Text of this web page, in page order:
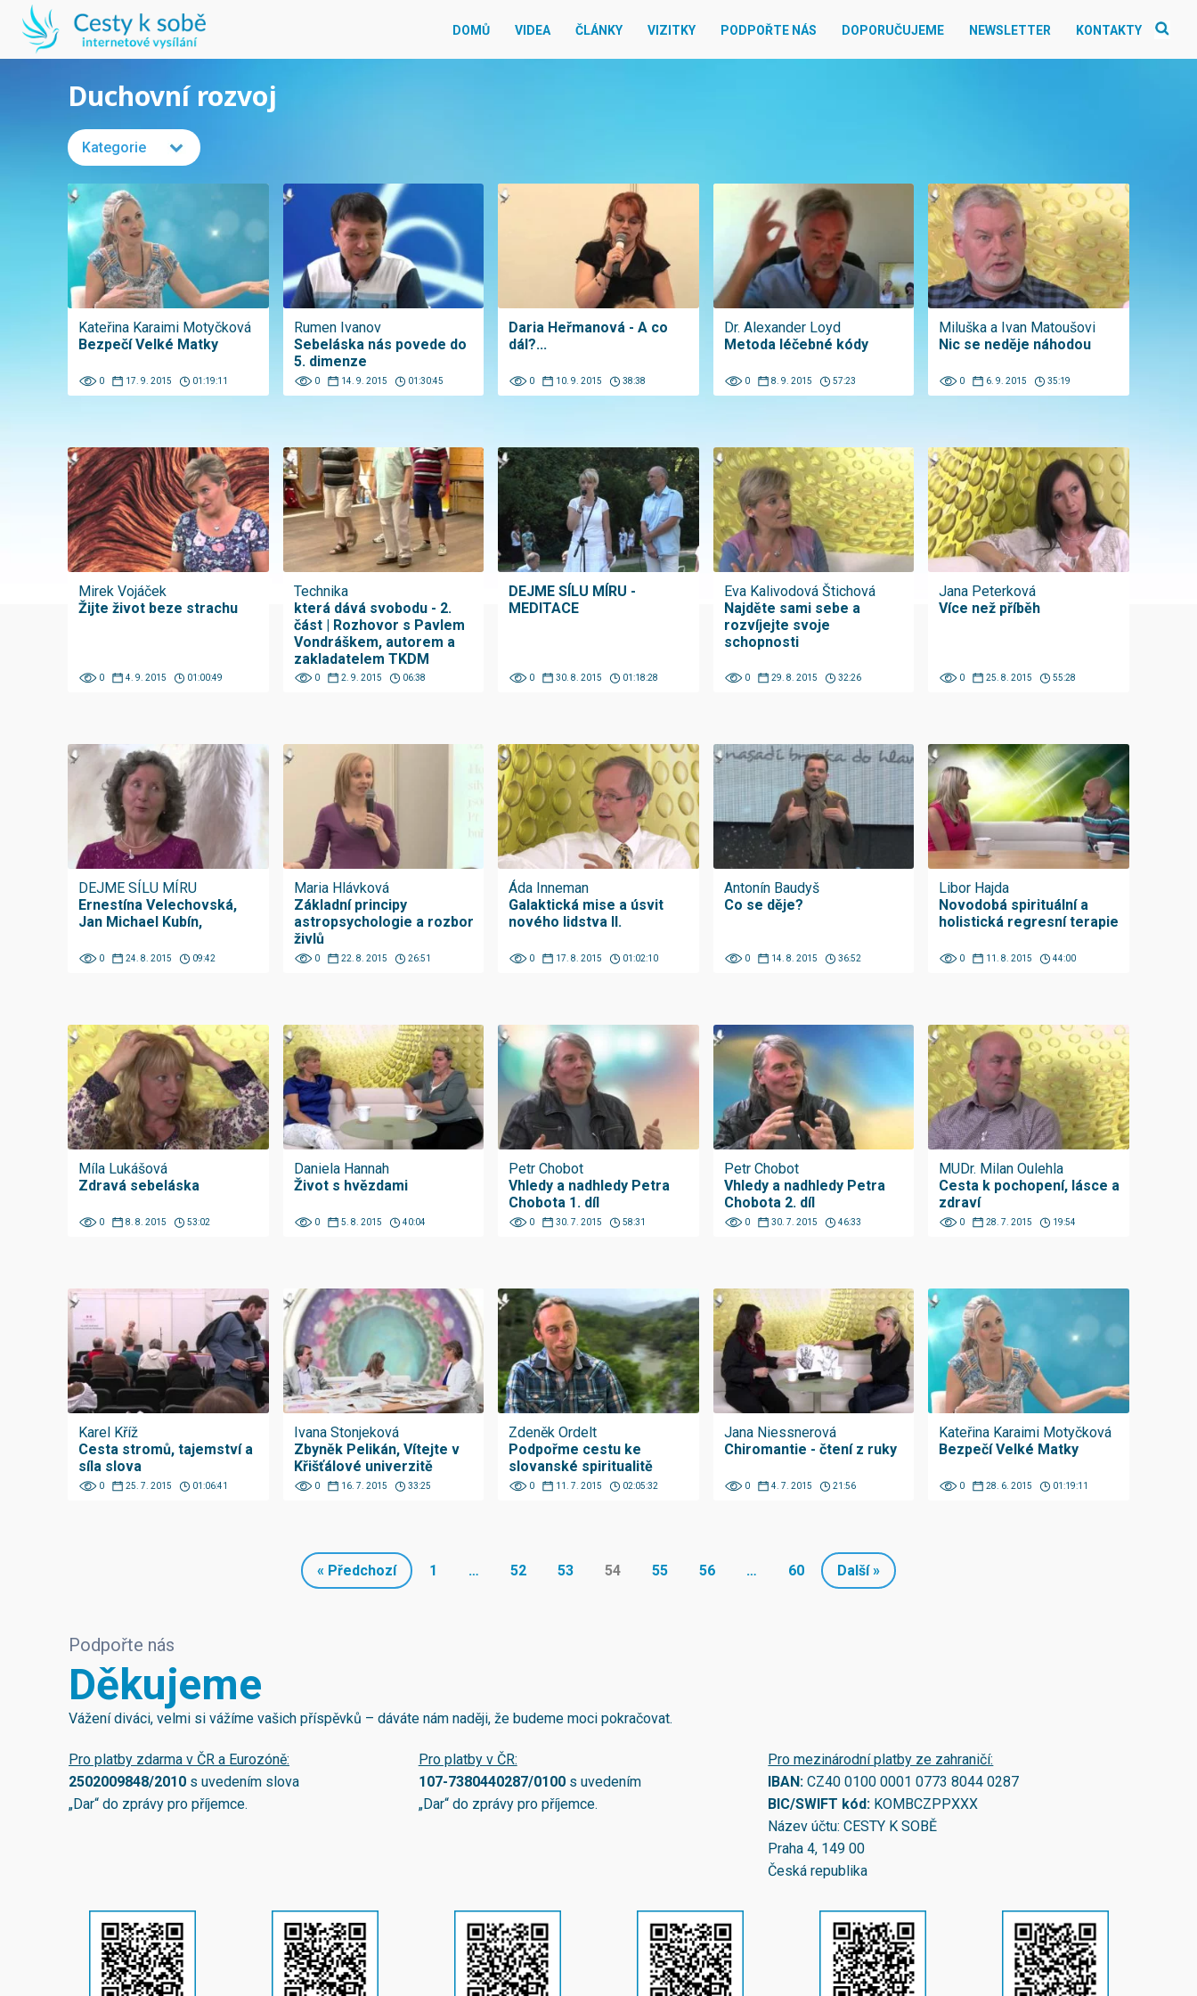
DOMŮ VIDEA ČLÁNKY VIZITKY PODPOŘTE NÁS DOPORUČUJEME NEWSLETTER KONTAKTY
Duchovní rozvoj
Kategorie
Kateřina Karaimi Motyčková
Bezpečí Velké Matky
0 17. 9. 2015 01:19:11
Rumen Ivanov
Sebeláska nás povede do
5. dimenze
0 14. 9. 2015 01:30:45
Daria Heřmanová - A co
dál?...
0 10. 9. 2015 38:38
Dr. Alexander Loyd
Metoda léčebné kódy
0 8. 9. 2015 57:23
Miluška a Ivan Matoušovi
Nic se neděje náhodou
0 6. 9. 2015 35:19
Mirek Vojáček
Žijte život beze strachu
0 4. 9. 2015 01:00:49
Technika
která dává svobodu - 2.
část | Rozhovor s Pavlem
Vondráškem, autorem a
zakladatelem TKDM
0 2. 9. 2015 06:38
DEJME SÍLU MÍRU -
MEDITACE
0 30. 8. 2015 01:18:28
Eva Kalivodová Štichová
Najděte sami sebe a
rozvíjejte svoje
schopnosti
0 29. 8. 2015 32:26
Jana Peterková
Více než příběh
0 25. 8. 2015 55:28
DEJME SÍLU MÍRU
Ernestína Velechovská,
Jan Michael Kubín,
0 24. 8. 2015 09:42
Maria Hlávková
Základní principy
astropsychologie a rozbor
živlů
0 22. 8. 2015 26:51
Áda Inneman
Galaktická mise a úsvit
nového lidstva II.
0 17. 8. 2015 01:02:10
Antonín Baudyš
Co se děje?
0 14. 8. 2015 36:52
Libor Hajda
Novodobá spirituální a
holistická regresní terapie
0 11. 8. 2015 44:00
Míla Lukášová
Zdravá sebeláska
0 8. 8. 2015 53:02
Daniela Hannah
Život s hvězdami
0 5. 8. 2015 40:04
Petr Chobot
Vhledy a nadhledy Petra
Chobota 1. díl
0 30. 7. 2015 58:31
Petr Chobot
Vhledy a nadhledy Petra
Chobota 2. díl
0 30. 7. 2015 46:33
MUDr. Milan Oulehla
Cesta k pochopení, lásce a
zdraví
0 28. 7. 2015 19:54
Karel Kříž
Cesta stromů, tajemství a
síla slova
0 25. 7. 2015 01:06:41
Ivana Stonjeková
Zbyněk Pelikán, Vítejte v
Křišťálové univerzitě
0 16. 7. 2015 33:25
Zdeněk Ordelt
Podpořme cestu ke
slovanské spiritualitě
0 11. 7. 2015 02:05:32
Jana Niessnerová
Chiromantie - čtení z ruky
0 4. 7. 2015 21:56
Kateřina Karaimi Motyčková
Bezpečí Velké Matky
0 28. 6. 2015 01:19:11
« Předchozí 1 … 52 53 54 55 56 … 60 Další »
Podpořte nás
Děkujeme
Vážení diváci, velmi si vážíme vašich příspěvků – dáváte nám naději, že budeme moci pokračovat.
Pro platby zdarma v ČR a Eurozóně:
2502009848/2010 s uvedením slova
„Dar“ do zprávy pro příjemce.
Pro platby v ČR:
107-7380440287/0100s uvedením
„Dar“ do zprávy pro příjemce.
Pro mezinárodní platby ze zahraničí:
IBAN:CZ40 0100 0001 0773 8044 0287
BIC/SWIFT kód: KOMBCZPPXXX
Název účtu: CESTY K SOBĚ
Praha 4, 149 00
Česká republika